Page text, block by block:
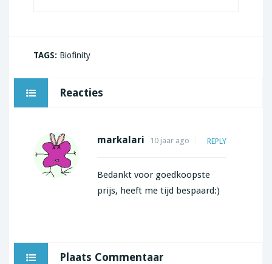
TAGS: Biofinity
Reacties
markalari 10 jaar ago REPLY
Bedankt voor goedkoopste
prijs, heeft me tijd bespaard:)
Plaats Commentaar